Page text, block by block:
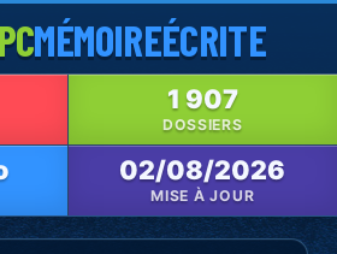
MÉMOIREÉCRITE
1 907
DOSSIERS
02/08/2026
MISE À JOUR